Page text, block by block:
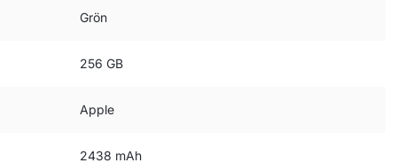
Grön
256 GB
Apple
2438 mAh